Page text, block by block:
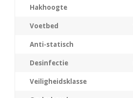
Hakhoogte
Voetbed
Anti-statisch
Desinfectie
Veiligheidsklasse